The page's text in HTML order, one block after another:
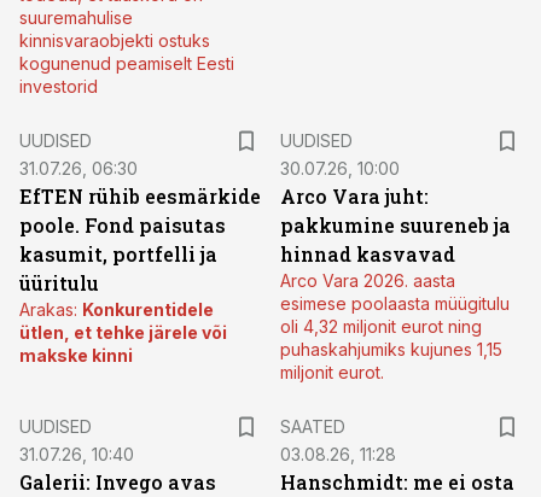
suuremahulise
kinnisvaraobjekti ostuks
kogunenud peamiselt Eesti
investorid
UUDISED
31.07.26, 06:30
EfTEN rühib eesmärkide
poole. Fond paisutas
kasumit, portfelli ja
üüritulu
Arakas: Konkurentidele
ütlen, et tehke järele või
makske kinni
UUDISED
30.07.26, 10:00
Arco Vara juht:
pakkumine suureneb ja
hinnad kasvavad
Arco Vara 2026. aasta
esimese poolaasta müügitulu
oli 4,32 miljonit eurot ning
puhaskahjumiks kujunes 1,15
miljonit eurot.
UUDISED
31.07.26, 10:40
Galerii: Invego avas
SAATED
03.08.26, 11:28
Hanschmidt: me ei osta